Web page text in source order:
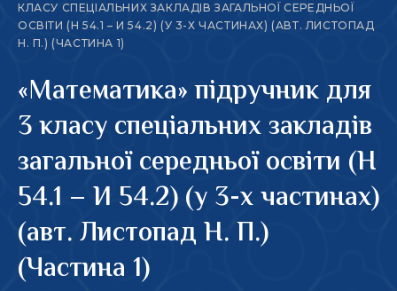
КЛАСУ СПЕЦІАЛЬНИХ ЗАКЛАДІВ ЗАГАЛЬНОЇ СЕРЕДНЬОЇ
ОСВІТИ (Н 54.1 – И 54.2) (У 3-Х ЧАСТИНАХ) (АВТ. ЛИСТОПАД
Н. П.) (ЧАСТИНА 1)
«Математика» підручник для
3 класу спеціальних закладів
загальної середньої освіти (Н
54.1 – И 54.2) (у 3-х частинах)
(авт. Листопад Н. П.)
(Частина 1)